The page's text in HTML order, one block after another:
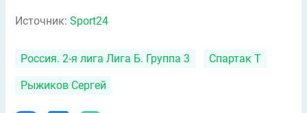
Источник: Sport24
Россия. 2-я лига Лига Б. Группа 3 Спартак Т
Рыжиков Сергей